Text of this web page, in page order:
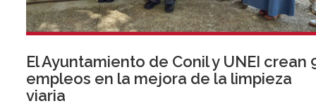
El Ayuntamiento de Conil y UNEI crean
empleos en la mejora de la limpieza
viaria